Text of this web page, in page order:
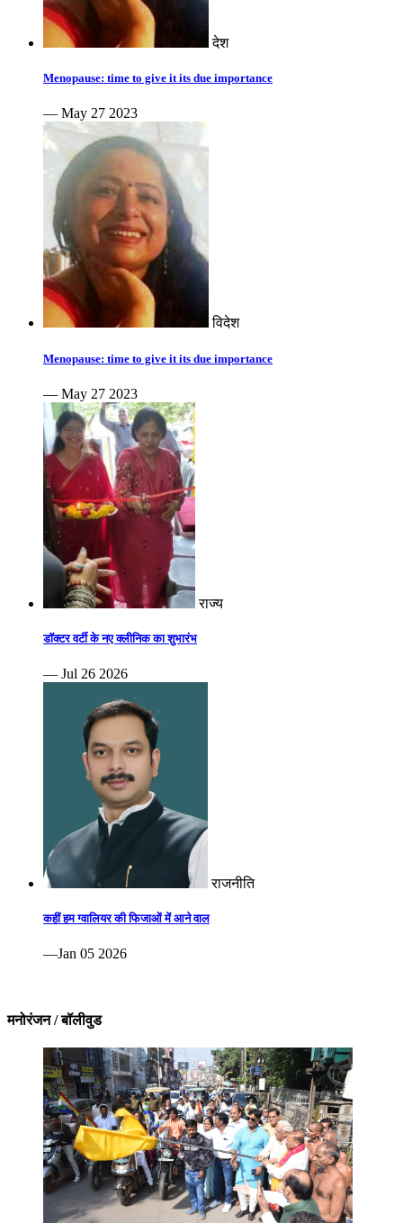
देश
Menopause: time to give it its due importance
— May 27 2023
विदेश
Menopause: time to give it its due importance
— May 27 2023
राज्य
डॉक्टर वर्टी के नए क्लीनिक का शुभारंभ
— Jul 26 2026
राजनीति
कहीं हम ग्वालियर की फिजाओं में आने वाल
—Jan 05 2026
मनोरंजन / बॉलीवुड